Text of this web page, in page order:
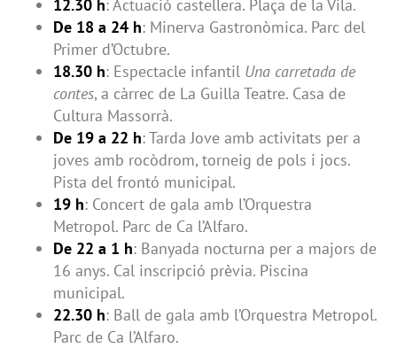
12.30 h: Actuació castellera. Plaça de la Vila.
De 18 a 24 h: Minerva Gastronòmica. Parc del
Primer d’Octubre.
18.30 h: Espectacle infantil Una carretada de
contes, a càrrec de La Guilla Teatre. Casa de
Cultura Massorrà.
De 19 a 22 h: Tarda Jove amb activitats per a
joves amb rocòdrom, torneig de pols i jocs.
Pista del frontó municipal.
19 h: Concert de gala amb l’Orquestra
Metropol. Parc de Ca l’Alfaro.
De 22 a 1 h: Banyada nocturna per a majors de
16 anys. Cal inscripció prèvia. Piscina
municipal.
22.30 h: Ball de gala amb l’Orquestra Metropol.
Parc de Ca l’Alfaro.